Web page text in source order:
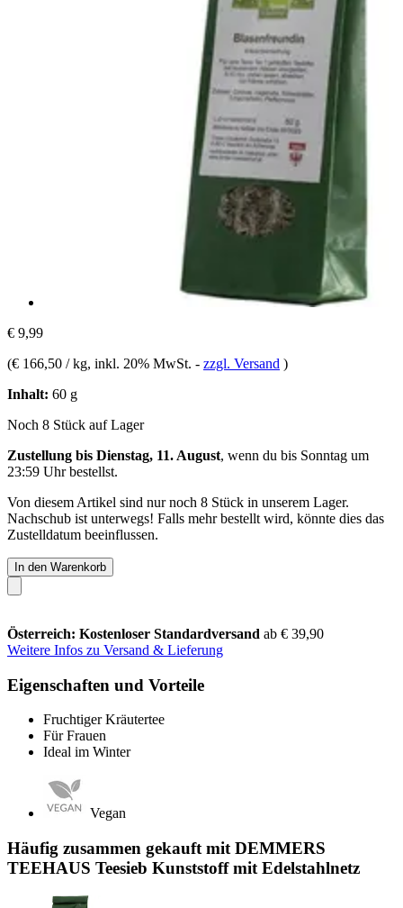
€ 9,99
(€ 166,50 / kg, inkl. 20% MwSt. - zzgl. Versand )
Inhalt: 60 g
Noch 8 Stück auf Lager
Zustellung bis Dienstag, 11. August, wenn du bis Sonntag um
23:59 Uhrbestellst.
Von diesem Artikel sind nur noch 8 Stück in unserem Lager.
Nachschub ist unterwegs! Falls mehr bestellt wird, könnte dies das
Zustelldatum beeinflussen.
In den Warenkorb
Österreich: Kostenloser Standardversand ab € 39,90
Weitere Infos zu Versand & Lieferung
Eigenschaften und Vorteile
Fruchtiger Kräutertee
Für Frauen
Ideal im Winter
Vegan
Häufig zusammen gekauft mit DEMMERS
TEEHAUS Teesieb Kunststoff mit Edelstahlnetz